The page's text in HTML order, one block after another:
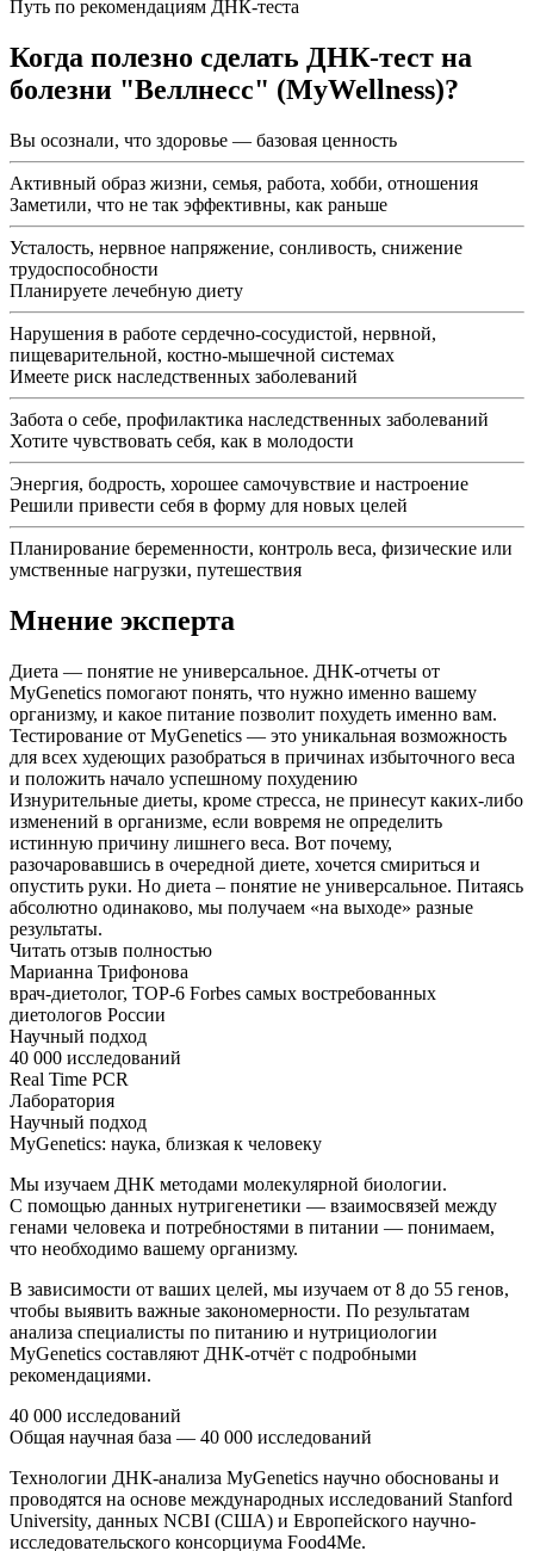
Путь по рекомендациям ДНК-теста
Когда полезно сделать ДНК-тест на
болезни "Веллнесс" (MyWellness)?
Вы осознали, что здоровье — базовая ценность
Активный образ жизни, семья, работа, хобби, отношения
Заметили, что не так эффективны, как раньше
Усталость, нервное напряжение, сонливость, снижение
трудоспособности
Планируете лечебную диету
Нарушения в работе сердечно-сосудистой, нервной,
пищеварительной, костно-мышечной системах
Имеете риск наследственных заболеваний
Забота о себе, профилактика наследственных заболеваний
Хотите чувствовать себя, как в молодости
Энергия, бодрость, хорошее самочувствие и настроение
Решили привести себя в форму для новых целей
Планирование беременности, контроль веса, физические или
умственные нагрузки, путешествия
Мнение эксперта
Диета — понятие не универсальное. ДНК-отчеты от
MyGenetics помогают понять, что нужно именно вашему
организму, и какое питание позволит похудеть именно вам.
Тестирование от MyGenetics — это уникальная возможность
для всех худеющих разобраться в причинах избыточного веса
и положить начало успешному похудению
Изнурительные диеты, кроме стресса, не принесут каких-либо
изменений в организме, если вовремя не определить
истинную причину лишнего веса. Вот почему,
разочаровавшись в очередной диете, хочется смириться и
опустить руки. Но диета – понятие не универсальное. Питаясь
абсолютно одинаково, мы получаем «на выходе» разные
результаты.
Читать отзыв полностью
Марианна Трифонова
врач-диетолог, TOP-6 Forbes самых востребованных
диетологов России
Научный подход
40 000 исследований
Real Time PCR
Лаборатория
Научный подход
MyGenetics: наука, близкая к человеку
Мы изучаем ДНК методами молекулярной биологии.
С помощью данных нутригенетики — взаимосвязей между
генами человека и потребностями в питании — понимаем,
что необходимо вашему организму.
В зависимости от ваших целей, мы изучаем от 8 до 55 генов,
чтобы выявить важные закономерности. По результатам
анализа специалисты по питанию и нутрициологии
MyGenetics составляют ДНК-отчёт с подробными
рекомендациями.
40 000 исследований
Общая научная база — 40 000 исследований
Технологии ДНК-анализа MyGenetics научно обоснованы и
проводятся на основе международных исследований Stanford
University, данных NCBI (США) и Европейского научно-
исследовательского консорциума Food4Me.